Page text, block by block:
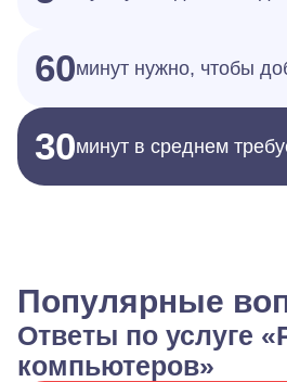
60минут нужно, чтобы
30минут в среднем
Популярные
Ответы по услуге
компьютеров»